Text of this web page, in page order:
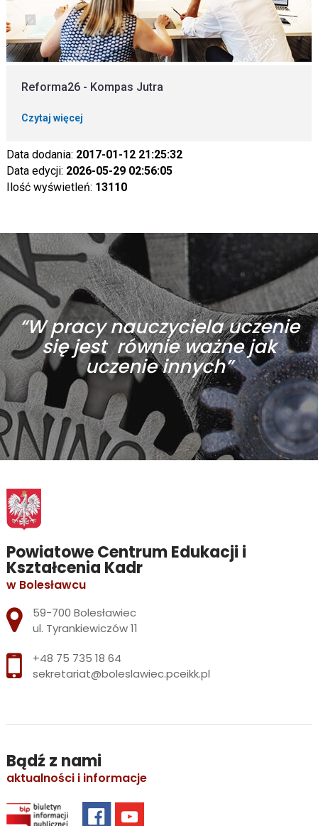
Reforma26 - Kompas Jutra
Czytaj więcej
Data dodania: 2017-01-12 21:25:32
Data edycji: 2026-05-29 02:56:05
Ilość wyświetleń: 13110
“W pracy nauczyciela uczenie
się jest równie ważne jak
uczenie innych”
Powiatowe Centrum Edukacji i
Kształcenia Kadr
w Bolesławcu
Adres pocztowy:
59-700 Bolesławiec
ul. Tyrankiewiczów 11
+48 75 735 18 64
sekretariat@boleslawiec.pceikk.pl
Bądź z nami
aktualności i informacje